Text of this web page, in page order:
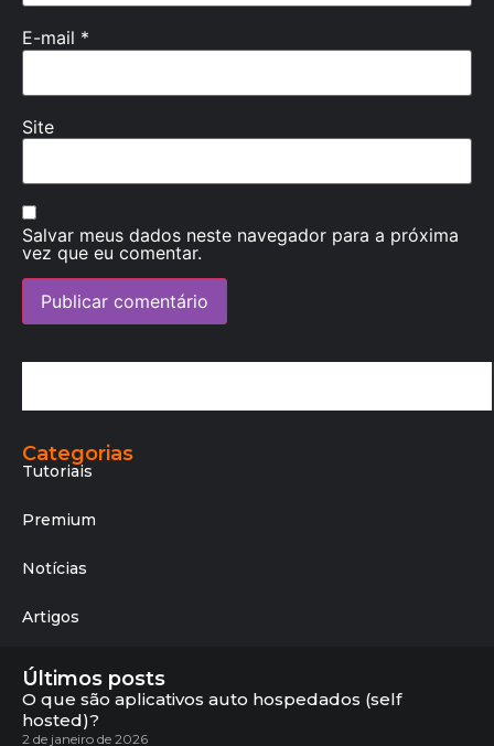
E-mail *
Site
Salvar meus dados neste navegador para a próxima
vez que eu comentar.
Categorias
Tutoriais
Premium
Notícias
Artigos
Últimos posts
O que são aplicativos auto hospedados (self
hosted)?
2 de janeiro de 2026